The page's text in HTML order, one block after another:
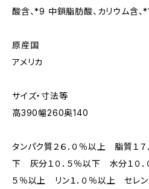
酸含、*9 中鎖脂肪酸、カリウム含
原産国
アメリカ
サイズ・寸法等
高390幅260奥140
タンパク質２６．０％以上 脂質１
下 灰分１０．５％以下 水分１０．
５％以上 リン１．０％以上 セレ